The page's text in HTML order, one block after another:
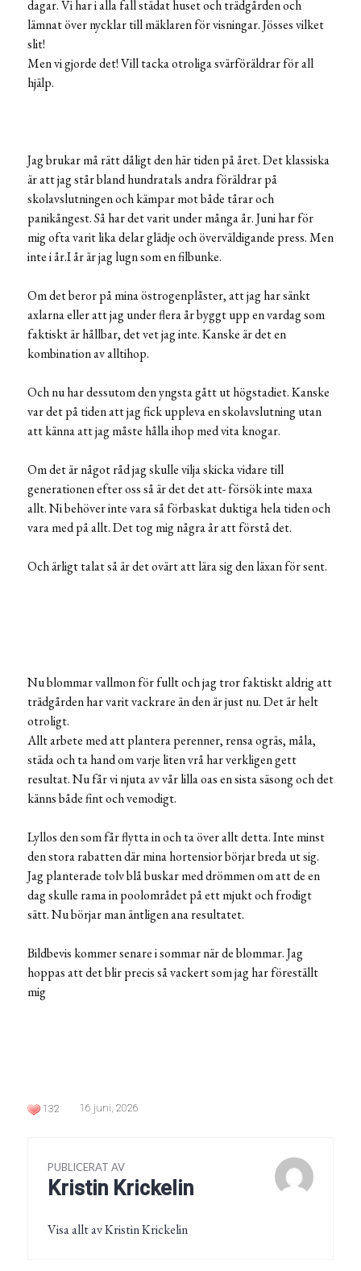
dagar. Vi har i alla fall städat huset och trädgården och
lämnat över nycklar till mäklaren för visningar. Jösses vilket
slit!
Men vi gjorde det! Vill tacka otroliga svärföräldrar för all
hjälp.
Jag brukar må rätt dåligt den här tiden på året. Det klassiska
är att jag står bland hundratals andra föräldrar på
skolavslutningen och kämpar mot både tårar och
panikångest. Så har det varit under många år. Juni har för
mig ofta varit lika delar glädje och överväldigande press. Men
inte i år.I år är jag lugn som en filbunke.
Om det beror på mina östrogenplåster, att jag har sänkt
axlarna eller att jag under flera år byggt upp en vardag som
faktiskt är hållbar, det vet jag inte. Kanske är det en
kombination av alltihop.
Och nu har dessutom den yngsta gått ut högstadiet. Kanske
var det på tiden att jag fick uppleva en skolavslutning utan
att känna att jag måste hålla ihop med vita knogar.
Om det är något råd jag skulle vilja skicka vidare till
generationen efter oss så är det det att- försök inte maxa
allt. Ni behöver inte vara så förbaskat duktiga hela tiden och
vara med på allt. Det tog mig några år att förstå det.
Och ärligt talat så är det ovärt att lära sig den läxan för sent.
Nu blommar vallmon för fullt och jag tror faktiskt aldrig att
trädgården har varit vackrare än den är just nu. Det är helt
otroligt.
Allt arbete med att plantera perenner, rensa ogräs, måla,
städa och ta hand om varje liten vrå har verkligen gett
resultat. Nu får vi njuta av vår lilla oas en sista säsong och det
känns både fint och vemodigt.
Lyllos den som får flytta in och ta över allt detta. Inte minst
den stora rabatten där mina hortensior börjar breda ut sig.
Jag planterade tolv blå buskar med drömmen om att de en
dag skulle rama in poolområdet på ett mjukt och frodigt
sätt. Nu börjar man äntligen ana resultatet.
Bildbevis kommer senare i sommar när de blommar. Jag
hoppas att det blir precis så vackert som jag har föreställt
mig
132 16 juni, 2026
PUBLICERAT AV
Kristin Krickelin
Visa allt av Kristin Krickelin